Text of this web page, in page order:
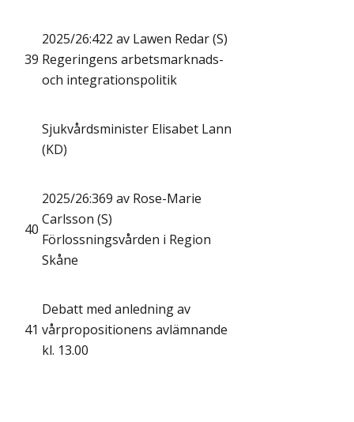
39
2025/26:422 av Lawen Redar (S)
Regeringens arbetsmarknads-
och integrationspolitik
Sjukvårdsminister Elisabet Lann
(KD)
40
2025/26:369 av Rose-Marie
Carlsson (S)
Förlossningsvården i Region
Skåne
41
Debatt med anledning av
vårpropositionens avlämnande
kl. 13.00